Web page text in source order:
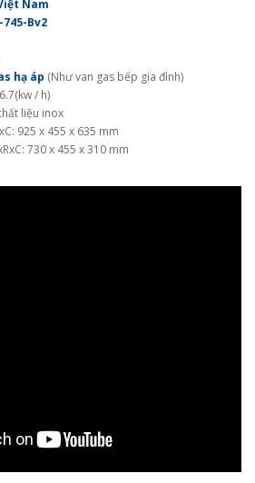
Nam
745-Bv2
hạ áp (Như van gas bếp gia đình)
/ h)
liệu inox
925 x 455 x 635 mm
730 x 455 x 310 mm